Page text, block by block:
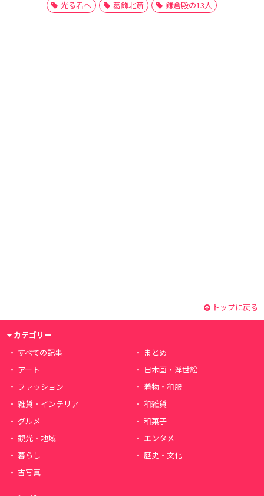
光る君へ
葛飾北斎 鎌倉殿の13人
トップに戻る
カテゴリー
すべての記事
まとめ
アート
日本画・浮世絵
ファッション
着物・和服
雑貨・インテリア
和雑貨
グルメ
和菓子
観光・地域
エンタメ
暮らし
歴史・文化
古写真